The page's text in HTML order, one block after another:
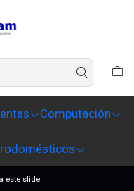
Computación
este slide